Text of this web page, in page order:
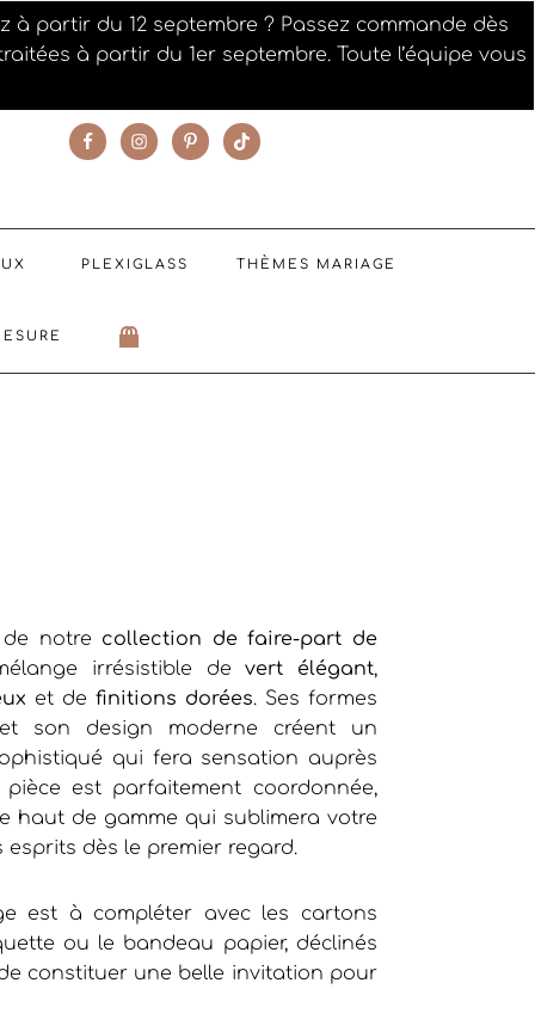
à partir du 12 septembre ? Passez commande dès
à partir du 1er septembre. Toute l’équipe vous
PLEXIGLASS THÈMES MARIAGE
notre collection de faire-part de
irrésistible devert élégant,
et definitions dorées. Ses formes
son design moderne créent un
qui fera sensation auprès
est parfaitement coordonnée,
haut de gamme qui sublimera votre
dès le premier regard.
est à compléter avec les cartons
ou le bandeau papier, déclinés
constituer une belle invitation pour